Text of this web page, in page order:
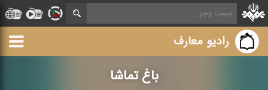
رادیو معارف
باغ تماشا